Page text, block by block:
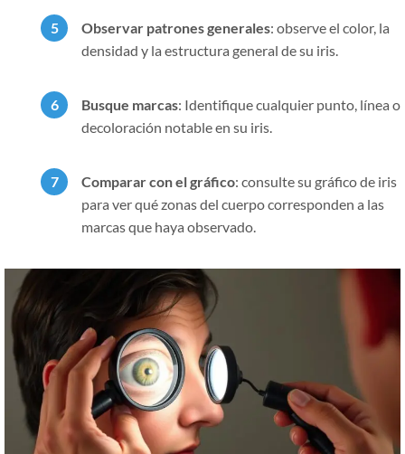
Observar patrones generales: observe el color, la
densidad y la estructura general de su iris.
Busque marcas: Identifique cualquier punto, línea o
decoloración notable en su iris.
Comparar con el gráfico: consulte su gráfico de iris
para ver qué zonas del cuerpo corresponden a las
marcas que haya observado.